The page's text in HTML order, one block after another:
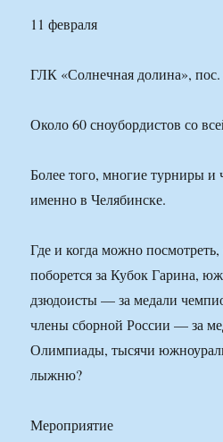
11 февраля
ГЛК «Солнечная долина»,
Около 60 сноубордистов со
Более того, многие турниры
именно в Челябинске.
Где и когда можно посмотреть,
поборется за Кубок Гарина,
дзюдоисты — за медали
члены сборной России — за
Олимпиады, тысячи
лыжню?
Мероприятие